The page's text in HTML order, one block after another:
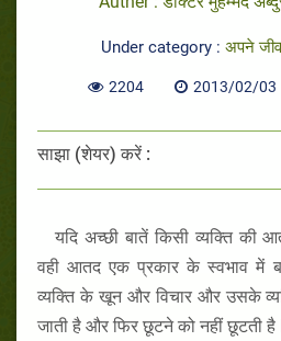
Under category : अपने
2204 2013/02/03
साझा (शेयर) करें :
यदि अच्छी बातें किसी व्यक्ति की
वही आतद एक प्रकार के स्वभाव में
व्यक्ति के खून और विचार और उसके
जाती है और फिर छूटने को नहीं छूटती है